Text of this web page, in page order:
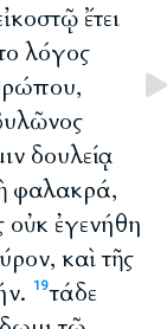
ἔτει
λόγος
δουλείᾳ
φαλακρά,
οὐκ ἐγενήθη
καὶ τῆς
19τάδε